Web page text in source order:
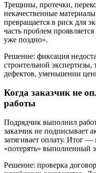
Трещины, протечки,
некачественные
превращается в риск для
часть проблем
уже поздно».
Решение: фиксация
строительной экспертизы,
дефектов, уменьшении
Когда заказчик не
работы
Подрядчик выполнил
заказчик не подписывает
затягивает оплату. Итог
«потерять» выполненный
Решение: проверка